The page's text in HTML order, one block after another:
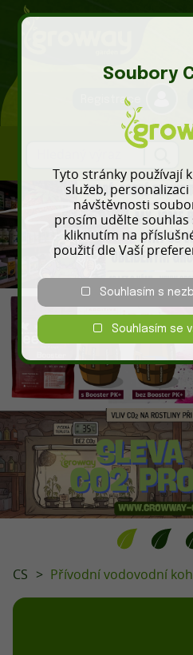
Soubory
Tyto stránky používají
služeb,
návštěvnosti
prosím udělte souhlas
kliknutím na
použití dle Vaší
Souhlasím s
Souhlasím se
Registrace
CS Přívodní vodovodní